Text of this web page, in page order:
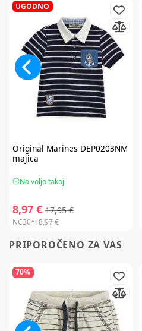
UGODNO
Original Marines DEP0203NM
majica
Na voljo takoj
8,97 € 17,95 €
NC30*:8,97 €
PRIPOROČENO ZA VAS
70%